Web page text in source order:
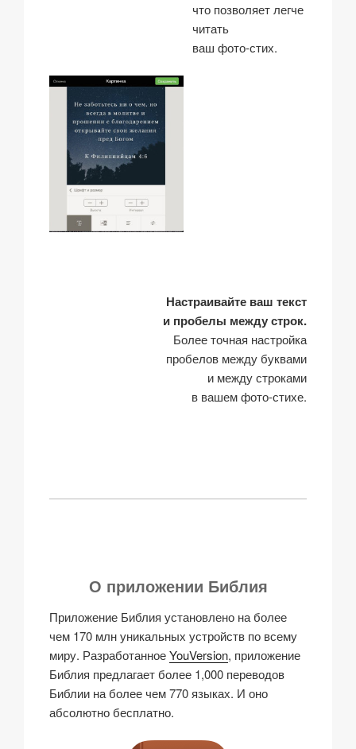
что позволяет легче
читать
ваш фото-стих.
Настраивайте ваш текст
и пробелы между строк.
Более точная настройка
пробелов между буквами
и между строками
в вашем фото-стихе.
О приложении Библия
Приложение Библия установлено на более
чем 170 млн уникальных устройств по всему
миру. РазработанноеYouVersion, приложение
Библия предлагает более 1,000 переводов
Библии на более чем 770 языках. И оно
абсолютно бесплатно.